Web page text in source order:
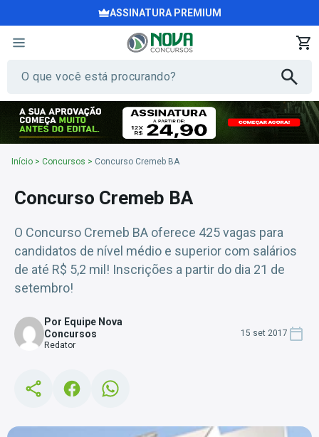
ASSINATURA PREMIUM
Início > Concursos > Concurso Cremeb BA
Concurso Cremeb BA
O Concurso Cremeb BA oferece 425 vagas para
candidatos de nível médio e superior com salários
de até R$ 5,2 mil! Inscrições a partir do dia 21 de
setembro!
Por Equipe Nova
Concursos
Redator
15 set 2017